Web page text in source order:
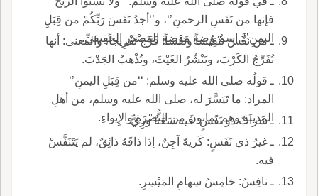
فإنها من نَفَسِ الرحمنِ’‘، و’‘أجدُ نَفَسَ رَبِّكُمْ من قِبَلِ
اليمنِ’‘: اسمٌ وُضِعَ مَوْضِعَ المَصْدَرِ الحَقِيقيِّ.
ـ من نَفَّسَ تَنْفِيساً ونَفَساً: فَرَّجَ تَفْرِيجاً، والمعنى: أنها
تُفَرِّجُ الكَرْبَ، وتَنْشُرُ الغَيْثَ، وتُذْهبُ الجَدْبَ.
ـ قولُه صلى الله عليه وسلم: ‘‘من قِبَلِ اليمنِ’‘
المراد: ما تَيَسَّرَ له، صلى الله عليه وسلم، من أهلِ
المَدينَةِ وهم يَمانونَ من النُّصْرَةِ والإِيواءِ.
ـ شَرابٌ ذو نَفَسٍ: فيه سَعَةٌ ورِيٌّ.
ـ غيرُ ذي نَفَسٍ: كَريهٌ آجِنٌ، إذا ذاقَهُ ذائِقٌ، لم يَتَنَفَّسْ
فيه.
ـ نافِسُ: خامِسُ سِهامِ المَيْسِرِ.